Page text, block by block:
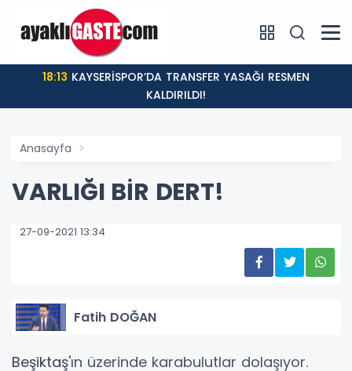
18:13
KALDIRILDI!
Anasayfa
VARLIĞI BİR DERT!
27-09-2021 13:34
Fatih DOĞAN
Beşiktaş'ın üzerinde karabulutlar dolaşıyor.